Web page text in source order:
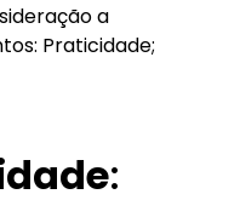
a
Praticidade;
: